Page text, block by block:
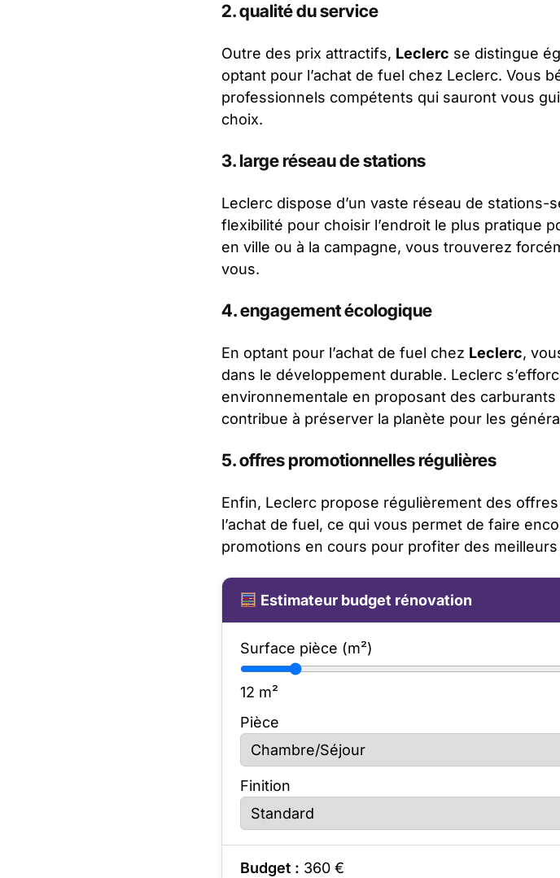
2. qualité du service
Outre des prix attractifs, Leclerc se distingue
optant pour l’achat de fuel chez Leclerc. Vous
professionnels compétents qui sauront vous
choix.
3. large réseau de stations
Leclerc dispose d’un vaste réseau de
flexibilité pour choisir l’endroit le plus pratique
en ville ou à la campagne, vous trouverez
vous.
4. engagement écologique
En optant pour l’achat de fuel chez Leclerc,
dans le développement durable. Leclerc
environnementale en proposant des
contribue à préserver la planète pour les
5. offres promotionnelles régulières
Enfin, Leclerc propose régulièrement des
l’achat de fuel, ce qui vous permet de faire
promotions en cours pour profiter des
Estimateur budget rénovation
Surface pièce (m²)
12 m²
Pièce
Finition
Budget : 360 €